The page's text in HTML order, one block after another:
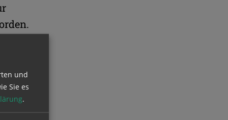
galt.
und
Sie es
.